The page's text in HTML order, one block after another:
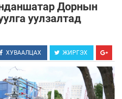
Дорнын
уулзалтад
ХУВААЛЦАХ ЖИРГЭХ